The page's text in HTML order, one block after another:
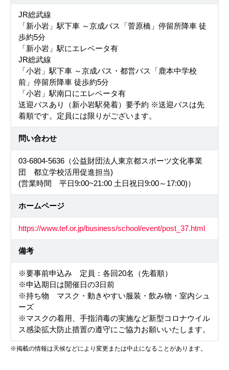
JR総武線
「新小岩」駅下車 ～京成バス「菅原橋」停留所降車 徒
歩約5分
「新小岩」駅にエレベータ有
JR総武線
「小岩」駅下車 ～京成バス・都営バス「鹿本中学校
前」停留所降車 徒歩約5分
「小岩」駅南口にエレベータ有
送迎バスあり（新小岩駅発着）要予約 ※送迎バスは先
着順です。定員には限りがございます。
問い合わせ
03-6804-5636（公益財団法人東京都スポーツ文化事業
団 都立学校活用促進担当)
(営業時間 平日9:00~21:00 土日祝日9:00～17:00)）
ホームページ
https://www.tef.or.jp/business/school/event/post_37.html
備考
※要事前申込み 定員：各回20名（先着順）
※申込期日は開催日の3日前
※持ち物 マスク・動きやすい服装・飲み物・室内シュ
ーズ
※マスクの着用、手指消毒の実施など新型コロナウイル
ス感染拡大防止措置の遵守にご協力お願いいたします。
※掲載の情報は天候などにより変更または中止になることがあります。